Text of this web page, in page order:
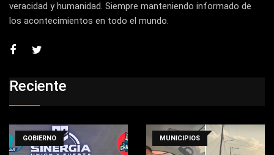
veracidad y humanidad. Siempre manteniendo informado de
los acontecimientos en todo el mundo.
Reciente
GOBIERNO MUNICIPIOS